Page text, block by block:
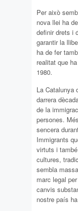
Per això
nova llei ha
definir drets i
garantir la
ha de fer
realitat que
1980.
La Catalunya
darrera
de la
persones.
sencera
Immigrants
virtuts i
cultures,
sembla
marc legal
canvis
nostre país